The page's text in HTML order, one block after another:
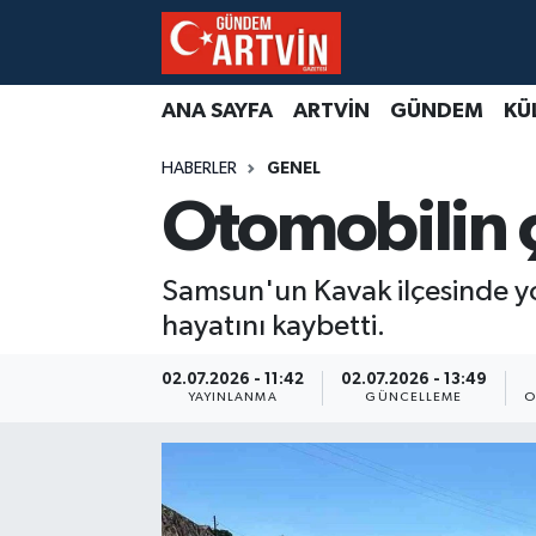
ANA SAYFA ARTVİN GÜNDEM
HABERLER GENEL
Otomobilin
Samsun'un Kavak ilçesinde
hayatını kaybetti.
02.07.2026 - 11:42
YAYINLANMA
02.07.2026 - 13:49
GÜNCELLEME